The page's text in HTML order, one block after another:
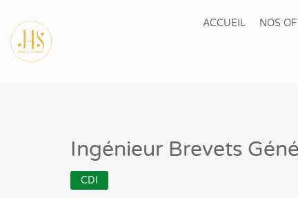
ACCUEIL NOS
Ingénieur Brevets
CDI